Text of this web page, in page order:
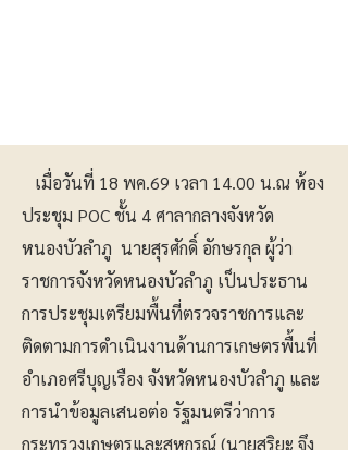
เมื่อวันที่ 18 พค.69 เวลา 14.00 น.ณ ห้อง
ประชุม POC ชั้น 4 ศาลากลางจังหวัด
หนองบัวลำภู นายสุรศักดิ์ อักษรกุล ผู้ว่า
ราชการจังหวัดหนองบัวลำภู เป็นประธาน
การประชุมเตรียมพื้นที่ตรวจราชการและ
ติดตามการดำเนินงานด้านการเกษตรพื้นที่
อำเภอศรีบุญเรือง จังหวัดหนองบัวลำภู และ
การนำข้อมูลเสนอต่อ รัฐมนตรีว่าการ
กระทรวงเกษตรและสหกรณ์ (นายสุริยะ จึง